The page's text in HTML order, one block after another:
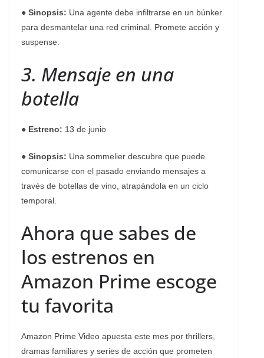
● Sinopsis: Una agente debe infiltrarse en un búnker
para desmantelar una red criminal. Promete acción y
suspense.
3. Mensaje en una
botella
● Estreno: 13 de junio
● Sinopsis: Una sommelier descubre que puede
comunicarse con el pasado enviando mensajes a
través de botellas de vino, atrapándola en un ciclo
temporal.
Ahora que sabes de
los estrenos en
Amazon Prime escoge
tu favorita
Amazon Prime Video apuesta este mes por thrillers,
dramas familiares y series de acción que prometen